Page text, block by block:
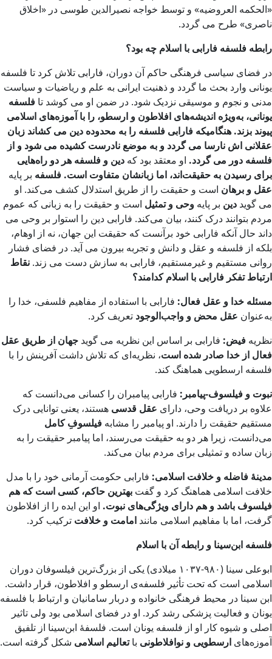
«الحکمه العروضیه» و توسط خواجه نصیرالدین طوسی در «اخلاق
ناصری» طرح می گردد.
رابطه فلسفه فارابی با اسلام چه بود؟
در فضای سیاسی فرهنگی حاکم آن دوران، فارابی تلاش کرد تا فلسفه
یونانی وارد بحث ما گردد و ذهنیت ایرانی به علم و ریاضیات و سیاست
مدنی و نجوم و موسیقی نزدیک شود. در ضمن او می کوشد تا فلسفه
یونانی، به‌ویژه اندیشه‌های افلاطون و ارسطو، را با آموزه‌های اسلامی
پیوند بزند. هنگامیکه فارابی فلسفه را به محدوده دین می کشاند زبان
عقلانی اش نارسا می گردد و به موضع نادرست کشیده می شود و از
فلسفه دور می گردد. او معتقد بود که دین و فلسفه هر دو راه‌هایی
برای رسیدن به حقیقت‌اند، اما زبانشان متفاوت است. فلسفه بر پایه
عقل و برهان است و حقیقت را از طریق استدلال کشف می‌کند. او
می گوید دین بر پایه وحی و تمثیل است و حقیقت را به زبانی که عموم
مردم بتوانند درک کنند، بیان می‌کند. فارابی دین را استوار بر وحی می
داند حال آنکه فارابی خود برآنست که حقیقت این جهان، نه از اوهام،
بلکه از فلسفه و عقل و دانش و تجربه بیرون می آید. در فضای فشار
روانی مستقیم و غیرمستقیم، فارابی به سازش دست می زند. نقاط
ارتباط تفکر فارابی با اسلام کدامند؟
مسئله خدا و عقل فعال: فارابی با استفاده از مفاهیم فلسفی، خدا را
به‌عنوان عقل محض و واجب‌الوجود تعریف کرد.
نظریه فیض: فارابی بر اساس این نظریه می گوید جهان از طریق عقل
فعال از خدا صادر شده است، نظریه‌ای که تلاش داشت آفرینش را با
فلسفه ارسطویی هماهنگ کند.
نبوت و فیلسوف-پیامبر: فارابی پیامبران را کسانی می‌دانست که
علاوه بر دریافت وحی، دارای عقل قدسی هستند، یعنی توانایی درک
مستقیم حقیقت را دارند. او پیامبر را مشابه فیلسوفِ کامل
می‌دانست، زیرا هر دو به حقیقت می‌رسند، اما پیامبر حقیقت را به
زبان ساده و تمثیلی برای مردم بیان می‌کند.
مدینهٔ فاضله و خلافت اسلامی: فارابی حکومت آرمانی خود را با مدل
خلافت اسلامی هماهنگ کرد و گفت بهترین حاکم، کسی است که هم
فیلسوف باشد و هم دارای ویژگی‌های نبوت. او این ایده را از افلاطون
گرفت، اما با مفاهیم اسلامی مانند امامت و خلافت ترکیب کرد.
فلسفه ابن‌سینا و رابطه آن با اسلام
ابوعلی سینا (۹۸۰-۱۰۳۷ میلادی) یکی از بزرگ‌ترین فیلسوفان دوران
اسلامی است که تحت تأثیر فلسفه‌ی ارسطو و افلاطون، قرار داشت.
ابن سینا در محیط فرهنگی خانواده و دربار سامانیان و ارتباط با فلسفه
یونان و فعالیت پزشکی رشد کرد. او در فضای اسلامی بود ولی تاثیر
اصلی و شیوه کار او از فلسفه یونان است. فلسفهٔ ابن‌سینا از تلفیق
آموزه‌های ارسطویی و نوافلاطونی باتعالیم اسلامی شکل گرفته است.